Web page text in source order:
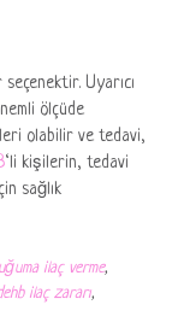
Uyarıcı
ölçüde
olabilir ve tedavi,
‘li kişilerin, tedavi
sağlık
ilaç verme,
ilaç zararı,